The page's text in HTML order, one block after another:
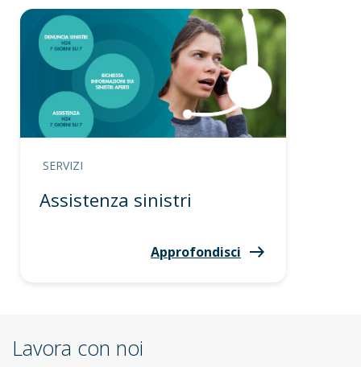
SERVIZI
Assistenza sinistri
Approfondisci
Lavora con noi